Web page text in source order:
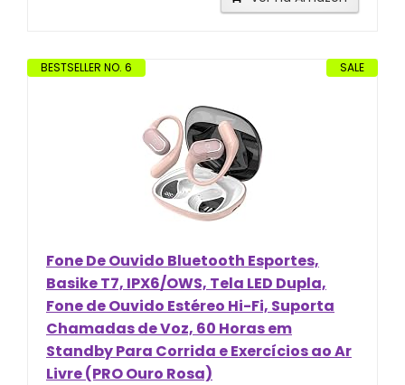
SALE
BESTSELLER NO. 6
Fone De Ouvido Bluetooth Esportes,
Basike T7, IPX6/OWS, Tela LED Dupla,
Fone de Ouvido Estéreo Hi-Fi, Suporta
Chamadas de Voz, 60 Horas em
Standby Para Corrida e Exercícios ao Ar
Livre (PRO Ouro Rosa)